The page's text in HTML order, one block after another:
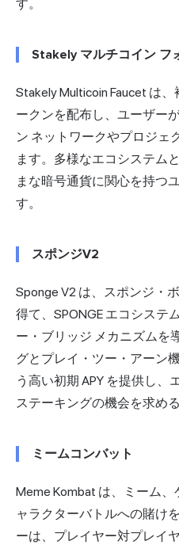
す。
Stakely マルチコイン フ
Stakely Multicoin Faucet は
ークンを配布し、ユーザー
ン ネットワークやプロジェ
ます。多様なエコシステム
まな暗号通貨に関心を持つ
す。
スポンジV2
Sponge V2 は、スポンジ・
得て、SPONGE エコシステ
ー・ブリッジ メカニズムを
グとプレイ・ツー・アーン
う高い初期 APY を提供し
ステーキングの機会を求め
ミームコンバット
Meme Kombat は、ミーム
ャラクターバトルへの賭け
ーは、プレイヤー対プレイ